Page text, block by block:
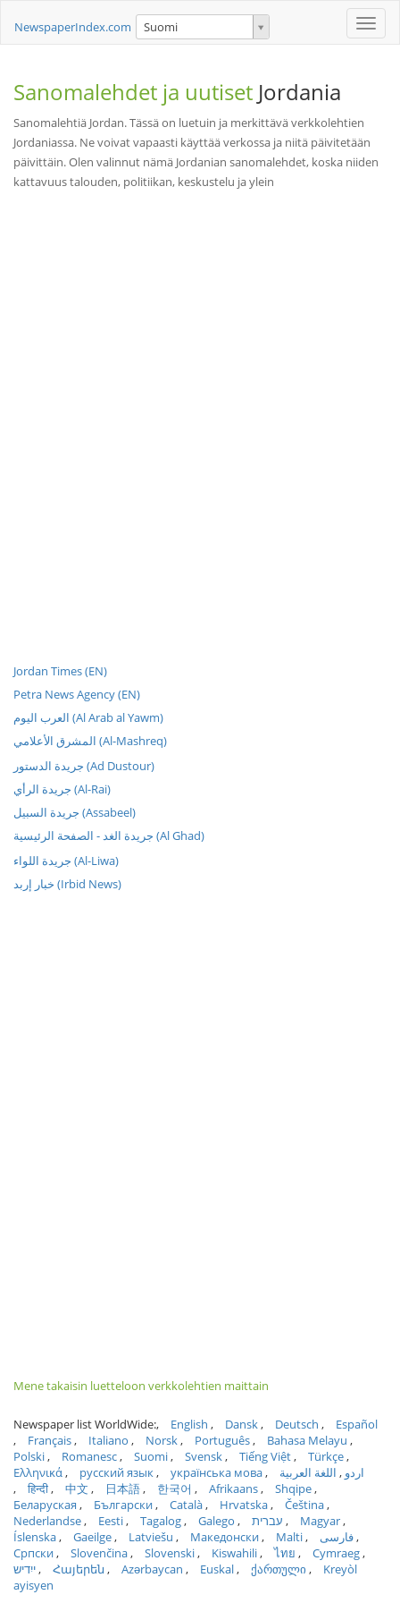
Toggle
NewspaperIndex.com Suomi
Sanomalehdet ja uutiset Jordania
Sanomalehtiä Jordan. Tässä on luetuin ja merkittävä verkkolehtien
Jordaniassa. Ne voivat vapaasti käyttää verkossa ja niitä päivitetään
päivittäin. Olen valinnut nämä Jordanian sanomalehdet, koska niiden
kattavuus talouden, politiikan, keskustelu ja ylein
Jordan Times (EN)
Petra News Agency (EN)
العرب اليوم (Al Arab al Yawm)
المشرق الأعلامي (Al-Mashreq)
جريدة الدستور (Ad Dustour)
جريدة الرأي (Al-Rai)
جريدة السبيل (Assabeel)
جريدة الغد - الصفحة الرئيسية (Al Ghad)
جريدة اللواء (Al-Liwa)
خبار إربد (Irbid News)
Mene takaisin luetteloon verkkolehtien maittain
Newspaper list WorldWide: English Dansk Deutsch
Español
Français
Italiano Norsk Português
Bahasa Melayu
Polski
Romanesc Suomi Svensk Tiếng Việt
Türkçe
Ελληνικά
русский язык українська мова اردو
اللغة العربية
हिन्दी
中文 日本語 한국어 Afrikaans
Shqipe
Беларуская
Български Català Hrvatska
Čeština
Nederlandse
Eesti Tagalog Galego עברית
Magyar
Íslenska
Gaeilge Latviešu Македонски Malti
فارسی
Српски
Slovenčina Slovenski Kiswahili ไทย
Cymraeg
ייִדיש
Հայերեն Azərbaycan Euskal ქართული
Kreyòl
ayisyen